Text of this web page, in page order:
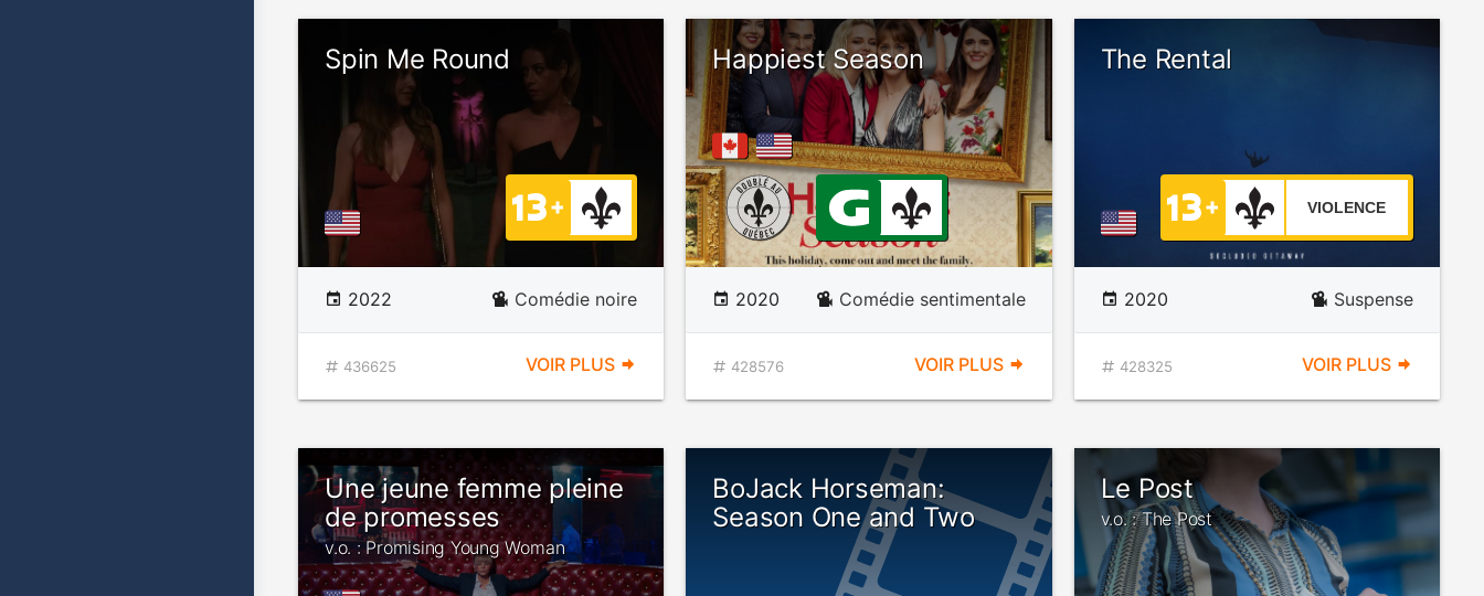
Spin Me Round
2022 Comédie noire
436625 VOIR PLUS
Happiest Season
2020 Comédie sentimentale
428576 VOIR PLUS
The Rental
VIOLENCE
2020 Suspense
428325 VOIR PLUS
Une jeune femme pleine
de promesses
v.o. : Promising Young Woman
BoJack Horseman:
Season One and Two
Le Post
v.o. : The Post